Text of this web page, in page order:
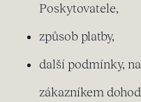
Poskytovatele,
způsob platby,
další podmínky,
zákazníkem